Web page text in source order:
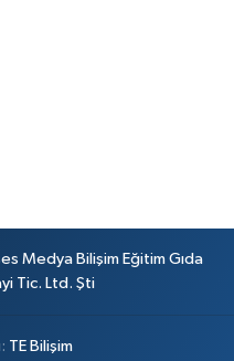
Medya Bilişim Eğitim Gıda
Tic. Ltd. Şti
TE Bilişim